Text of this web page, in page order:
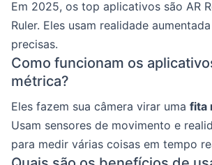
Em 2025, os top aplicativos são AR
Ruler. Eles usam realidade
precisas.
Como funcionam os
métrica?
Eles fazem sua câmera virar uma fita
Usam sensores de movimento e
para medir várias coisas em tempo